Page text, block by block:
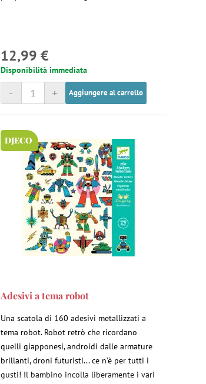
12,99 €
Disponibilità immediata
+
- Aggiungere al carrello
DJECO
Adesivi a tema robot
Una scatola di 160 adesivi metallizzati a
tema robot. Robot retrò che ricordano
quelli giapponesi, androidi dalle armature
brillanti, droni futuristi... ce n'è per tutti i
gusti! Il bambino incolla liberamente i vari